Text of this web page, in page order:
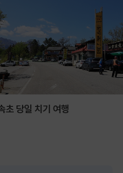
초 당일 치기 여행